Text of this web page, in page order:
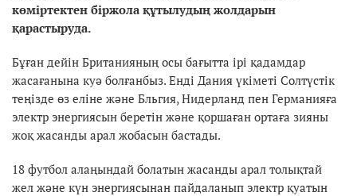
көміртектен біржола құтылудың жолдарын
қарастыруда.
Бұған дейін Британияның осы бағытта ірі қадамдар
жасағанына куә болғанбыз. Енді Дания үкіметі Солтүстік
теңізде өз еліне және Бльгия, Нидерланд пен Германияға
электр энергиясын беретін және қоршаған ортаға зияны
жоқ жасанды арал жобасын бастады.
18 футбол алаңындай болатын жасанды арал толықтай
жел және күн энергиясынан пайдаланып электр қуатын